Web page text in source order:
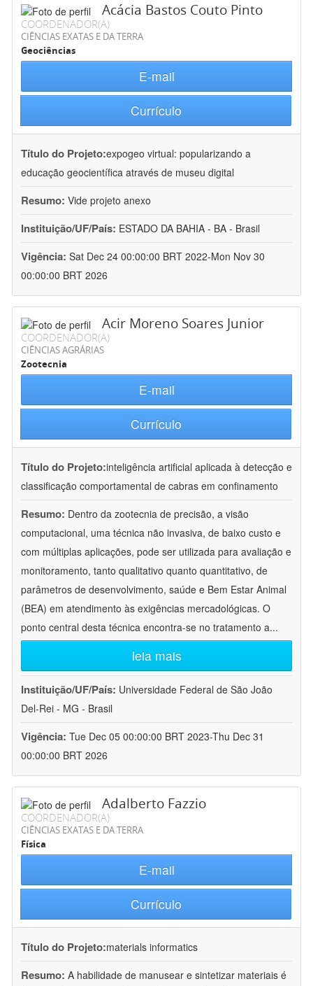
Acácia Bastos Couto Pinto
COORDENADOR(A)
CIÊNCIAS EXATAS E DA TERRA
Geociências
E-mail
Currículo
Título do Projeto:expogeo virtual: popularizando a
educação geocientífica através de museu digital
Resumo: Vide projeto anexo
Instituição/UF/País: ESTADO DA BAHIA - BA - Brasil
Vigência: Sat Dec 24 00:00:00 BRT 2022-Mon Nov 30
00:00:00 BRT 2026
Acir Moreno Soares Junior
COORDENADOR(A)
CIÊNCIAS AGRÁRIAS
Zootecnia
E-mail
Currículo
Título do Projeto:inteligência artificial aplicada à detecção e
classificação comportamental de cabras em confinamento
Resumo: Dentro da zootecnia de precisão, a visão
computacional, uma técnica não invasiva, de baixo custo e
com múltiplas aplicações, pode ser utilizada para avaliação e
monitoramento, tanto qualitativo quanto quantitativo, de
parâmetros de desenvolvimento, saúde e Bem Estar Animal
(BEA) em atendimento às exigências mercadológicas. O
ponto central desta técnica encontra-se no tratamento a...
leia mais
Instituição/UF/País: Universidade Federal de São João
Del-Rei - MG - Brasil
Vigência: Tue Dec 05 00:00:00 BRT 2023-Thu Dec 31
00:00:00 BRT 2026
Adalberto Fazzio
COORDENADOR(A)
CIÊNCIAS EXATAS E DA TERRA
Física
E-mail
Currículo
Título do Projeto:materials informatics
Resumo: A habilidade de manusear e sintetizar materiais é